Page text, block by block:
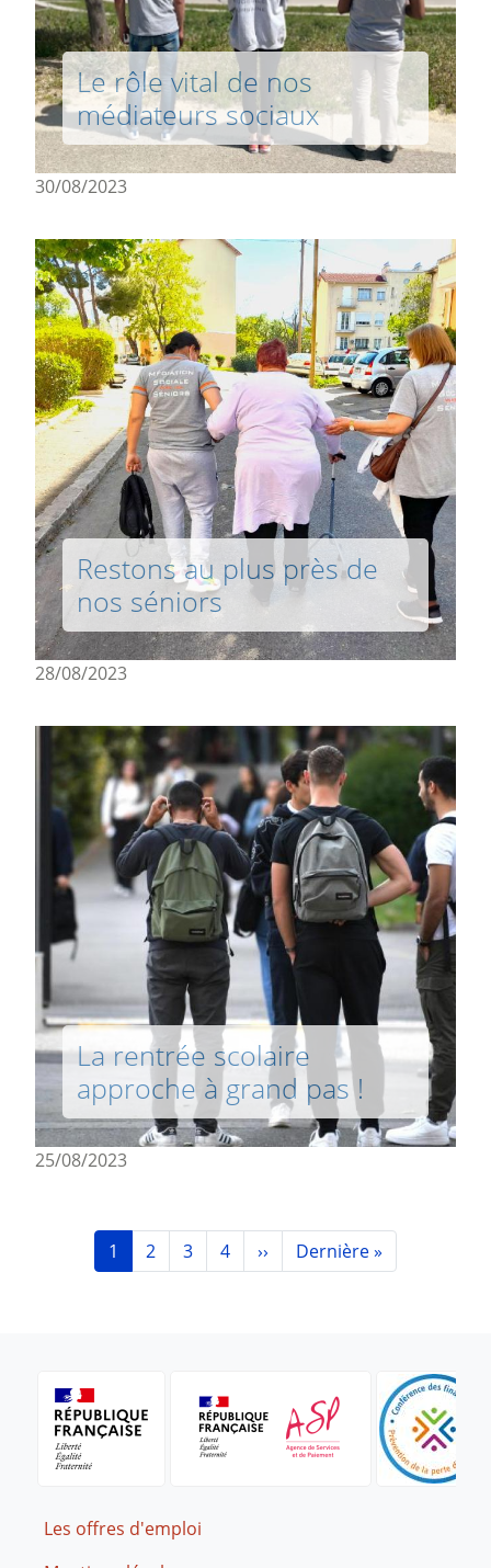
Le rôle vital de nos
médiateurs sociaux
30/08/2023
Restons au plus près de
nos séniors
28/08/2023
La rentrée scolaire
approche à grand pas !
25/08/2023
Pagination
Page
1 Page
2 Page
3 Page
4 Page suivante
›› Dernière page
Dernière »
Footer
Les offres d'emploi